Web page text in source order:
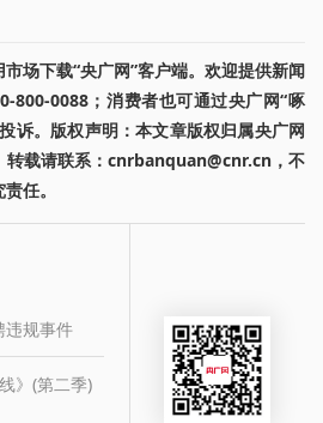
场下载“央广网”客户端。欢迎提供新闻
800-0088；消费者也可通过央广网“啄
诉。版权声明：本文章版权归属央广网
转载请联系：cnrbanquan@cnr.cn，不
任。
违规事件
》(第二季)